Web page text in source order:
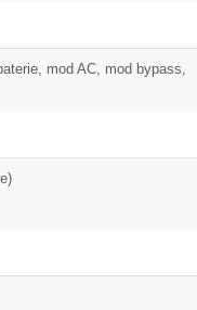
mod AC, mod bypass,